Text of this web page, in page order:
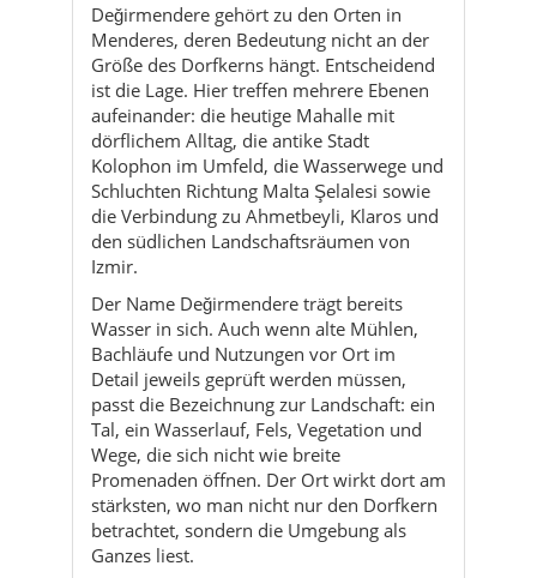
Değirmendere gehört zu den Orten in
Menderes, deren Bedeutung nicht an der
Größe des Dorfkerns hängt. Entscheidend
ist die Lage. Hier treffen mehrere Ebenen
aufeinander: die heutige Mahalle mit
dörflichem Alltag, die antike Stadt
Kolophon im Umfeld, die Wasserwege und
Schluchten Richtung Malta Şelalesi sowie
die Verbindung zu Ahmetbeyli, Klaros und
den südlichen Landschaftsräumen von
Izmir.
Der Name Değirmendere trägt bereits
Wasser in sich. Auch wenn alte Mühlen,
Bachläufe und Nutzungen vor Ort im
Detail jeweils geprüft werden müssen,
passt die Bezeichnung zur Landschaft: ein
Tal, ein Wasserlauf, Fels, Vegetation und
Wege, die sich nicht wie breite
Promenaden öffnen. Der Ort wirkt dort am
stärksten, wo man nicht nur den Dorfkern
betrachtet, sondern die Umgebung als
Ganzes liest.